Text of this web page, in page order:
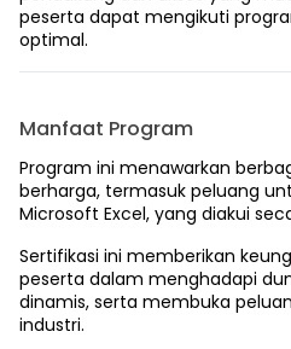
peserta dapat mengikuti
optimal.
Manfaat Program
Program ini menawarkan
berharga, termasuk peluang
Microsoft Excel, yang diakui
Sertifikasi ini memberikan
peserta dalam menghadapi
dinamis, serta membuka
industri.